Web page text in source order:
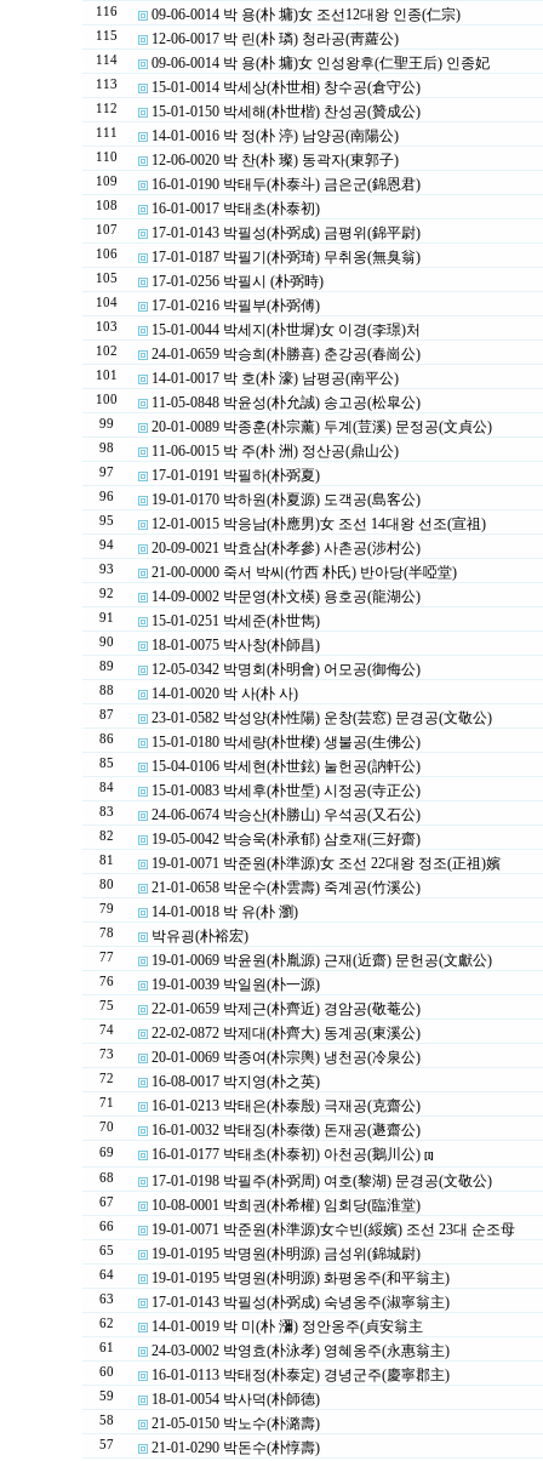
116 09-06-0014 박 용(朴 墉)女 조선12대왕 인종(仁宗)
115 12-06-0017 박 린(朴 璘) 청라공(靑蘿公)
114 09-06-0014 박 용(朴 墉)女 인성왕후(仁聖王后) 인종妃
113 15-01-0014 박세상(朴世相) 창수공(倉守公)
112 15-01-0150 박세해(朴世楷) 찬성공(贊成公)
111 14-01-0016 박 정(朴 渟) 남양공(南陽公)
110 12-06-0020 박 찬(朴 璨) 동곽자(東郭子)
109 16-01-0190 박태두(朴泰斗) 금은군(錦恩君)
108 16-01-0017 박태초(朴泰初)
107 17-01-0143 박필성(朴弼成) 금평위(錦平尉)
106 17-01-0187 박필기(朴弼琦) 무취옹(無臭翁)
105 17-01-0256 박필시 (朴弼時)
104 17-01-0216 박필부(朴弼傅)
103 15-01-0044 박세지(朴世墀)女 이경(李璟)처
102 24-01-0659 박승희(朴勝喜) 춘강공(春崗公)
101 14-01-0017 박 호(朴 濠) 남평공(南平公)
100 11-05-0848 박윤성(朴允誠) 송고공(松皐公)
99 20-01-0089 박종훈(朴宗薰) 두계(荳溪) 문정공(文貞公)
98 11-06-0015 박 주(朴 洲) 정산공(鼎山公)
97 17-01-0191 박필하(朴弼夏)
96 19-01-0170 박하원(朴夏源) 도객공(島客公)
95 12-01-0015 박응남(朴應男)女 조선 14대왕 선조(宣祖)
94 20-09-0021 박효삼(朴孝參) 사촌공(涉村公)
93 21-00-0000 죽서 박씨(竹西 朴氏) 반아당(半啞堂)
92 14-09-0002 박문영(朴文楧) 용호공(龍湖公)
91 15-01-0251 박세준(朴世雋)
90 18-01-0075 박사창(朴師昌)
89 12-05-0342 박명회(朴明會) 어모공(御侮公)
88 14-01-0020 박 사(朴 사)
87 23-01-0582 박성양(朴性陽) 운창(芸窓) 문경공(文敬公)
86 15-01-0180 박세량(朴世樑) 생불공(生佛公)
85 15-04-0106 박세현(朴世鉉) 눌헌공(訥軒公)
84 15-01-0083 박세후(朴世垕) 시정공(寺正公)
83 24-06-0674 박승산(朴勝山) 우석공(又石公)
82 19-05-0042 박승욱(朴承郁) 삼호재(三好齋)
81 19-01-0071 박준원(朴準源)女 조선 22대왕 정조(正祖)嬪
80 21-01-0658 박운수(朴雲壽) 죽계공(竹溪公)
79 14-01-0018 박 유(朴 瀏)
78 박유굉(朴裕宏)
77 19-01-0069 박윤원(朴胤源) 근재(近齋) 문헌공(文獻公)
76 19-01-0039 박일원(朴一源)
75 22-01-0659 박제근(朴齊近) 경암공(敬菴公)
74 22-02-0872 박제대(朴齊大) 동계공(東溪公)
73 20-01-0069 박종여(朴宗輿) 냉천공(冷泉公)
72 16-08-0017 박지영(朴之英)
71 16-01-0213 박태은(朴泰殷) 극재공(克齋公)
70 16-01-0032 박태징(朴泰徵) 돈재공(遯齋公)
69 16-01-0177 박태초(朴泰初) 아천공(鵝川公) [1]
68 17-01-0198 박필주(朴弼周) 여호(黎湖) 문경공(文敬公)
67 10-08-0001 박희권(朴希權) 임회당(臨淮堂)
66 19-01-0071 박준원(朴準源)女수빈(綏嬪) 조선 23대 순조母
65 19-01-0195 박명원(朴明源) 금성위(錦城尉)
64 19-01-0195 박명원(朴明源) 화평옹주(和平翁主)
63 17-01-0143 박필성(朴弼成) 숙녕옹주(淑寧翁主)
62 14-01-0019 박 미(朴 瀰) 정안옹주(貞安翁主
61 24-03-0002 박영효(朴泳孝) 영혜옹주(永惠翁主)
60 16-01-0113 박태정(朴泰定) 경녕군주(慶寧郡主)
59 18-01-0054 박사덕(朴師德)
58 21-05-0150 박노수(朴潞壽)
57 21-01-0290 박돈수(朴惇壽)